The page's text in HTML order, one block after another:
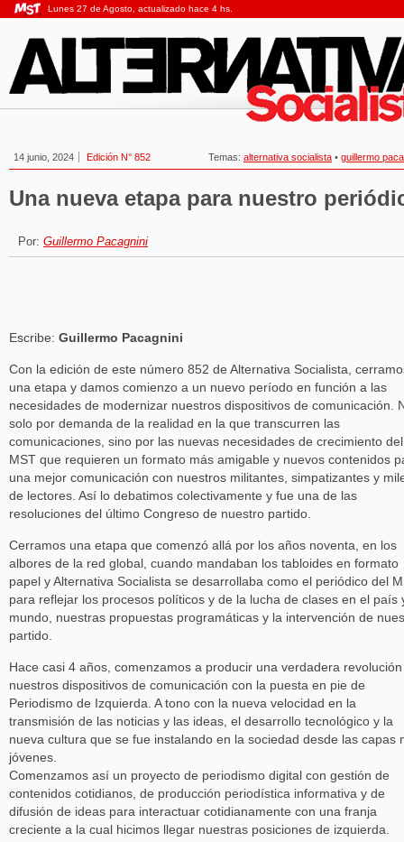
Lunes 27 de Agosto, actualizado hace 4 hs.
14 junio, 2024 Edición N° 852 Temas: alternativa socialista • guillermo
Una nueva etapa para nuestro
Por: Guillermo Pacagnini
Escribe: Guillermo Pacagnini
Con la edición de este número 852 de Alternativa Socialista,
una etapa y damos comienzo a un nuevo período en función a las
necesidades de modernizar nuestros dispositivos de comunicación.
solo por demanda de la realidad en la que transcurren las
comunicaciones, sino por las nuevas necesidades de crecimiento del
MST que requieren un formato más amigable y nuevos contenidos
una mejor comunicación con nuestros militantes, simpatizantes y
de lectores. Así lo debatimos colectivamente y fue una de las
resoluciones del último Congreso de nuestro partido.
Cerramos una etapa que comenzó allá por los años noventa, en los
albores de la red global, cuando mandaban los tabloides en formato
papel y Alternativa Socialista se desarrollaba como el periódico del
para reflejar los procesos políticos y de la lucha de clases en el país
mundo, nuestras propuestas programáticas y la intervención de
partido.
Hace casi 4 años, comenzamos a producir una verdadera
nuestros dispositivos de comunicación con la puesta en pie de
Periodismo de Izquierda. A tono con la nueva velocidad en la
transmisión de las noticias y las ideas, el desarrollo tecnológico y la
nueva cultura que se fue instalando en la sociedad desde las capas
jóvenes.
Comenzamos así un proyecto de periodismo digital con gestión de
contenidos cotidianos, de producción periodística informativa y de
difusión de ideas para interactuar cotidianamente con una franja
creciente a la cual hicimos llegar nuestras posiciones de izquierda.